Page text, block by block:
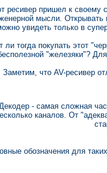
ресивер пришел к своему
мысли. Открывать
увидеть только в
ли тогда покупать этот
"железяки"?
Заметим, что AV-ресивер
- самая сложная
каналов. От
обозначения для